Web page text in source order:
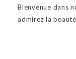
Bienvenue dans
admirez la